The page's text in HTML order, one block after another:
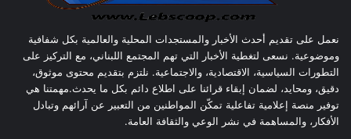
نعمل على تقديم أحدث الأخبار والمستجدات المحلية والعالمية بكل شفافية
وموضوعية. نسعى لتغطية الأخبار التي تهم المجتمع اللبناني، مع التركيز على
التطورات السياسية، الاقتصادية، والاجتماعية. نلتزم بتقديم محتوى موثوق،
دقيق، ومحايد، لضمان إبقاء قرائنا على اطلاع دائم بكل ما يحدث.مهمتنا هي
توفير منصة إعلامية تفاعلية تمكّن المواطنين من التعبير عن آرائهم وتبادل
الأفكار، والمساهمة في نشر الوعي والثقافة العامة.